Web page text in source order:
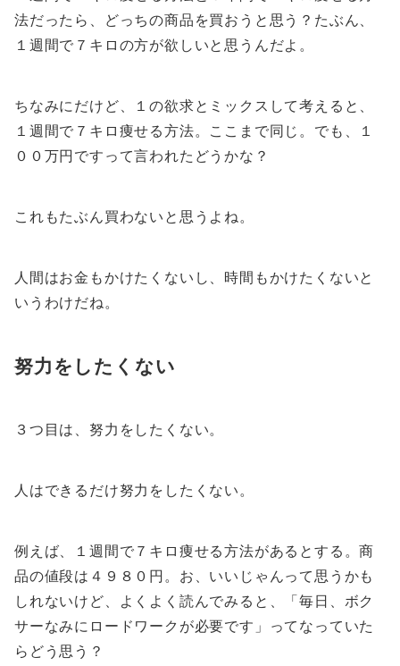
法だったら、どっちの商品を買おうと思う？たぶん、
１週間で７キロの方が欲しいと思うんだよ。
ちなみにだけど、１の欲求とミックスして考えると、
１週間で７キロ痩せる方法。ここまで同じ。でも、１
００万円ですって言われたどうかな？
これもたぶん買わないと思うよね。
人間はお金もかけたくないし、時間もかけたくないと
いうわけだね。
努力をしたくない
３つ目は、努力をしたくない。
人はできるだけ努力をしたくない。
例えば、１週間で７キロ痩せる方法があるとする。商
品の値段は４９８０円。お、いいじゃんって思うかも
しれないけど、よくよく読んでみると、「毎日、ボク
サーなみにロードワークが必要です」ってなっていた
らどう思う？